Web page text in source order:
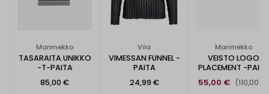
Marimekko
TASARAITA UNIKKO
-T-PAITA
85,00 €
Vila
VIMESSAN FUNNEL -
PAITA
24,99 €
Marimekko
VEISTO LOGO
PLACEMENT -PAITA
55,00 €
(110,00 €)